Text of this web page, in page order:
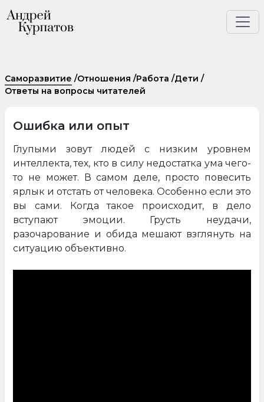
Саморазвитие /Отношения /Работа /Дети /
Ответы на вопросы читателей
Ошибка или опыт
Глупыми зовут людей с низким уровнем
интеллекта, тех, кто в силу недостатка ума чего-
то не может. В самом деле, просто повесить
ярлык и отстать от человека. Особенно если это
вы сами. Когда такое происходит, в дело
вступают эмоции. Грусть неудачи,
разочарование и обида мешают взглянуть на
ситуацию объективно.